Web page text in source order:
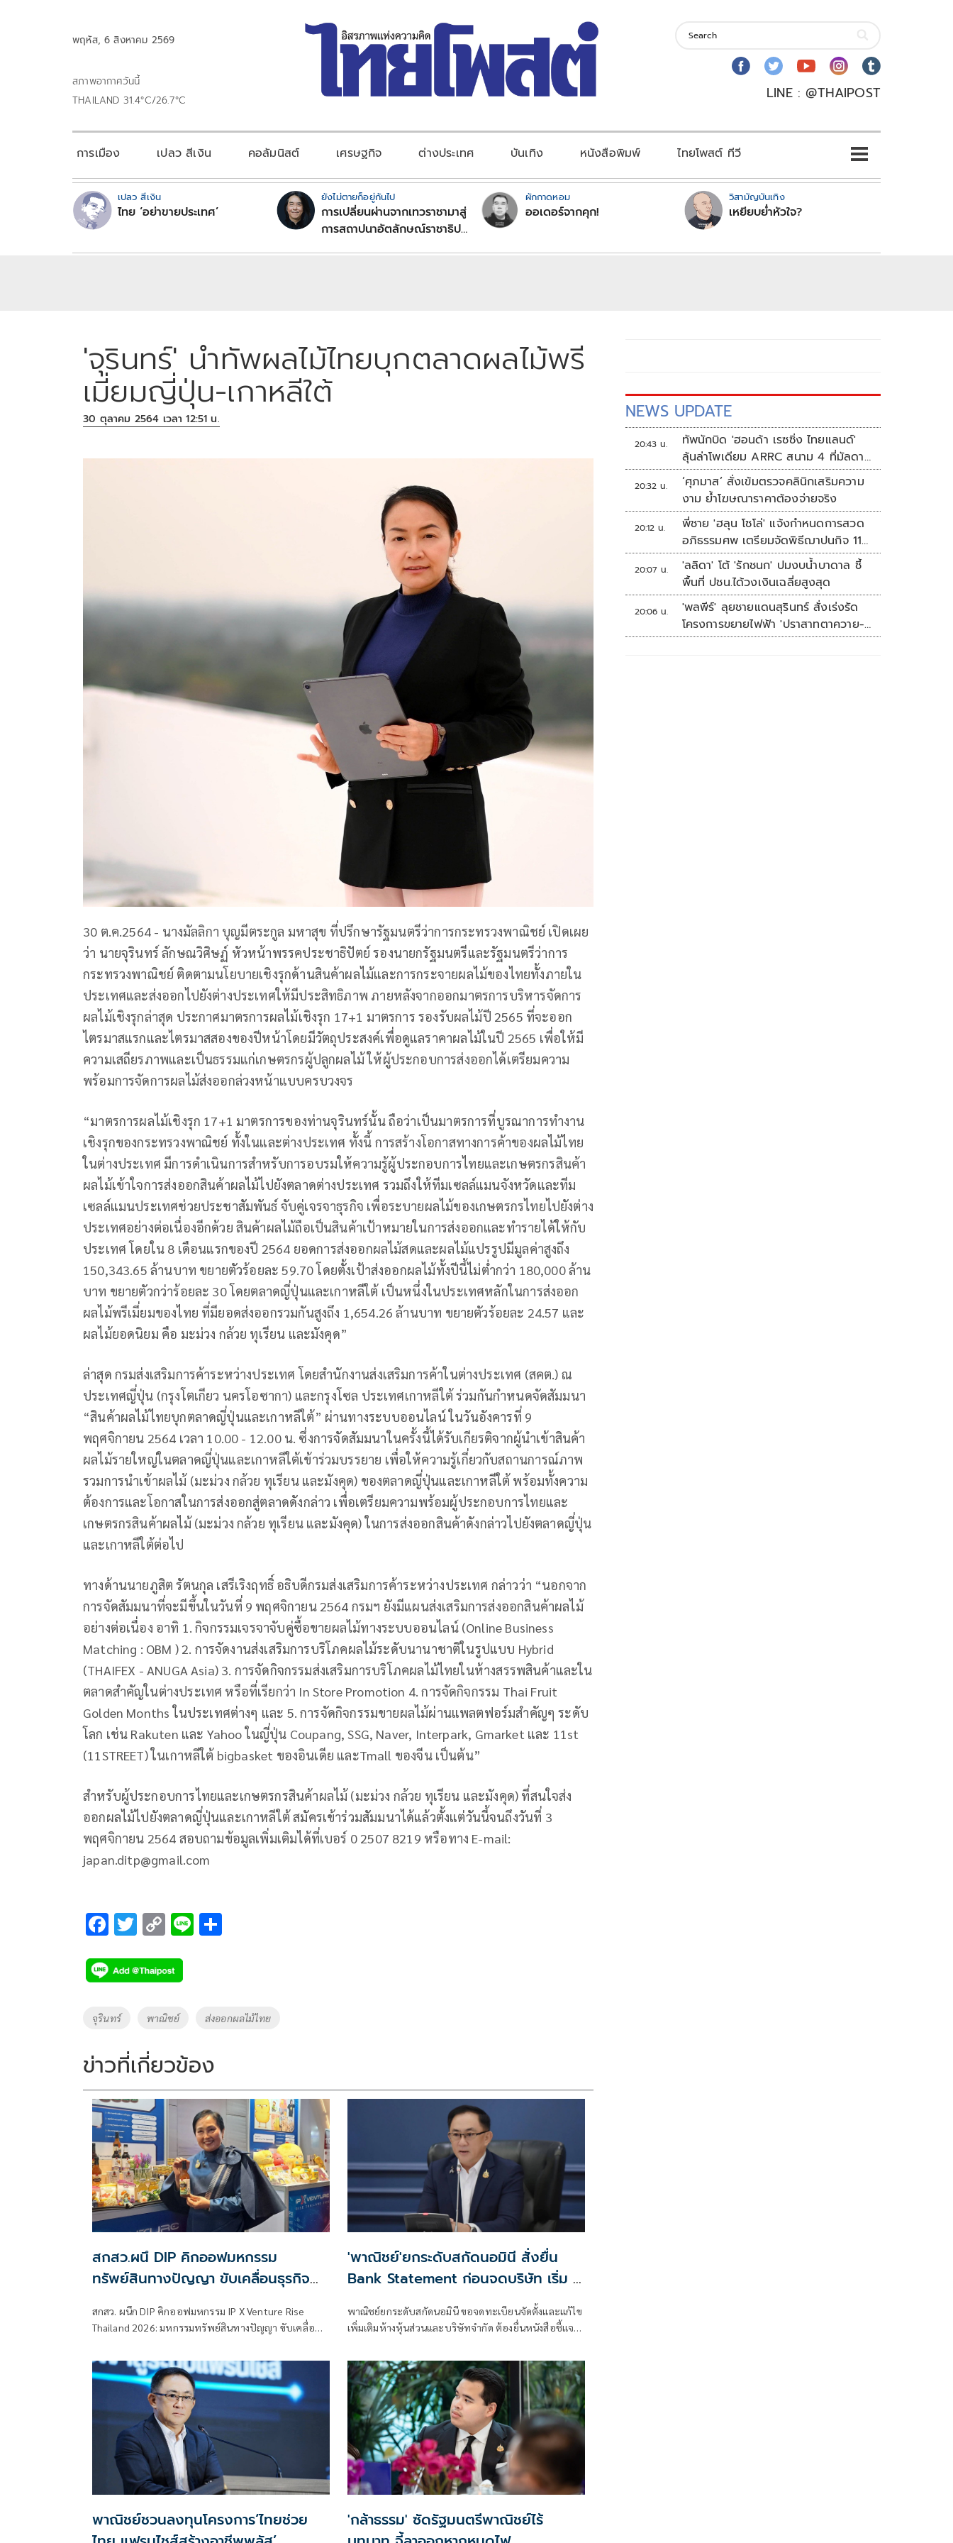
พฤหัส, 6 สิงหาคม 2569
สภาพอากาศวันนี้
THAILAND 31.4°C/26.7°C
LINE : @THAIPOST
การเมือง เปลว สีเงิน คอลัมนิสต์ เศรษฐกิจ ต่างประเทศ บันเทิง หนังสือพิมพ์ ไทยโพสต์ ทีวี
เปลว สีเงิน
ไทย ‘อย่าขายประเทศ’
ยังไม่ตายก็อยู่กันไป
การเปลี่ยนผ่านจากเทวราชามาสู่
การสถาปนาอัตลักษณ์ราชาธิป
ผักกาดหอม
ออเดอร์จากคุก!
วิสามัญบันเทิง
เหยียบย่ำหัวใจ?
'จุรินทร์' นำทัพผลไม้ไทยบุกตลาดผลไม้พรี
เมี่ยมญี่ปุ่น-เกาหลีใต้
30 ตุลาคม 2564 เวลา 12:51 น.
30 ต.ค.2564 - นางมัลลิกา บุญมีตระกูล มหาสุข ที่ปรึกษารัฐมนตรีว่าการกระทรวงพาณิชย์ เปิดเผย
ว่า นายจุรินทร์ ลักษณวิศิษฏ์ หัวหน้าพรรคประชาธิปัตย์ รองนายกรัฐมนตรีและรัฐมนตรีว่าการ
กระทรวงพาณิชย์ ติดตามนโยบายเชิงรุกด้านสินค้าผลไม้และการกระจายผลไม้ของไทยทั้งภายใน
ประเทศและส่งออกไปยังต่างประเทศให้มีประสิทธิภาพ ภายหลังจากออกมาตรการบริหารจัดการ
ผลไม้เชิงรุกล่าสุด ประกาศมาตรการผลไม้เชิงรุก 17+1 มาตรการ รองรับผลไม้ปี 2565 ที่จะออก
ไตรมาสแรกและไตรมาสสองของปีหน้าโดยมีวัตถุประสงค์เพื่อดูแลราคาผลไม้ในปี 2565 เพื่อให้มี
ความเสถียรภาพและเป็นธรรมแก่เกษตรกรผู้ปลูกผลไม้ ให้ผู้ประกอบการส่งออกได้เตรียมความ
พร้อมการจัดการผลไม้ส่งออกล่วงหน้าแบบครบวงจร
“มาตรการผลไม้เชิงรุก 17+1 มาตรการของท่านจุรินทร์นั้น ถือว่าเป็นมาตรการที่บูรณาการทำงาน
เชิงรุกของกระทรวงพาณิชย์ ทั้งในและต่างประเทศ ทั้งนี้ การสร้างโอกาสทางการค้าของผลไม้ไทย
ในต่างประเทศ มีการดำเนินการสำหรับการอบรมให้ความรู้ผู้ประกอบการไทยและเกษตรกรสินค้า
ผลไม้เข้าใจการส่งออกสินค้าผลไม้ไปยังตลาดต่างประเทศ รวมถึงให้ทีมเซลล์แมนจังหวัดและทีม
เซลล์แมนประเทศช่วยประชาสัมพันธ์ จับคู่เจรจาธุรกิจ เพื่อระบายผลไม้ของเกษตรกรไทยไปยังต่าง
ประเทศอย่างต่อเนื่องอีกด้วย สินค้าผลไม้ถือเป็นสินค้าเป้าหมายในการส่งออกและทำรายได้ให้กับ
ประเทศ โดยใน 8 เดือนแรกของปี 2564 ยอดการส่งออกผลไม้สดและผลไม้แปรรูปมีมูลค่าสูงถึง
150,343.65 ล้านบาท ขยายตัวร้อยละ 59.70 โดยตั้งเป้าส่งออกผลไม้ทั้งปีนี้ไม่ต่ำกว่า 180,000 ล้าน
บาท ขยายตัวกว่าร้อยละ 30 โดยตลาดญี่ปุ่นและเกาหลีใต้ เป็นหนึ่งในประเทศหลักในการส่งออก
ผลไม้พรีเมี่ยมของไทย ที่มียอดส่งออกรวมกันสูงถึง 1,654.26 ล้านบาท ขยายตัวร้อยละ 24.57 และ
ผลไม้ยอดนิยม คือ มะม่วง กล้วย ทุเรียน และมังคุด”
ล่าสุด กรมส่งเสริมการค้าระหว่างประเทศ โดยสำนักงานส่งเสริมการค้าในต่างประเทศ (สคต.) ณ
ประเทศญี่ปุ่น (กรุงโตเกียว นครโอซากา) และกรุงโซล ประเทศเกาหลีใต้ ร่วมกันกำหนดจัดสัมมนา
“สินค้าผลไม้ไทยบุกตลาดญี่ปุ่นและเกาหลีใต้” ผ่านทางระบบออนไลน์ ในวันอังคารที่ 9
พฤศจิกายน 2564 เวลา 10.00 - 12.00 น. ซึ่งการจัดสัมมนาในครั้งนี้ได้รับเกียรติจากผู้นำเข้าสินค้า
ผลไม้รายใหญ่ในตลาดญี่ปุ่นและเกาหลีใต้เข้าร่วมบรรยาย เพื่อให้ความรู้เกี่ยวกับสถานการณ์ภาพ
รวมการนำเข้าผลไม้ (มะม่วง กล้วย ทุเรียน และมังคุด) ของตลาดญี่ปุ่นและเกาหลีใต้ พร้อมทั้งความ
ต้องการและโอกาสในการส่งออกสู่ตลาดดังกล่าว เพื่อเตรียมความพร้อมผู้ประกอบการไทยและ
เกษตรกรสินค้าผลไม้ (มะม่วง กล้วย ทุเรียน และมังคุด) ในการส่งออกสินค้าดังกล่าวไปยังตลาดญี่ปุ่น
และเกาหลีใต้ต่อไป
ทางด้านนายภูสิต รัตนกุล เสรีเริงฤทธิ์ อธิบดีกรมส่งเสริมการค้าระหว่างประเทศ กล่าวว่า “นอกจาก
การจัดสัมมนาที่จะมีขึ้นในวันที่ 9 พฤศจิกายน 2564 กรมฯ ยังมีแผนส่งเสริมการส่งออกสินค้าผลไม้
อย่างต่อเนื่อง อาทิ 1. กิจกรรมเจรจาจับคู่ซื้อขายผลไม้ทางระบบออนไลน์ (Online Business
Matching : OBM ) 2. การจัดงานส่งเสริมการบริโภคผลไม้ระดับนานาชาติในรูปแบบ Hybrid
(THAIFEX - ANUGA Asia) 3. การจัดกิจกรรมส่งเสริมการบริโภคผลไม้ไทยในห้างสรรพสินค้าและใน
ตลาดสำคัญในต่างประเทศ หรือที่เรียกว่า In Store Promotion 4. การจัดกิจกรรม Thai Fruit
Golden Months ในประเทศต่างๆ และ 5. การจัดกิจกรรมขายผลไม้ผ่านแพลตฟอร์มสำคัญๆ ระดับ
โลก เช่น Rakuten และ Yahoo ในญี่ปุ่น Coupang, SSG, Naver, Interpark, Gmarket และ 11st
(11STREET) ในเกาหลีใต้ bigbasket ของอินเดีย และTmall ของจีน เป็นต้น”
สำหรับผู้ประกอบการไทยและเกษตรกรสินค้าผลไม้ (มะม่วง กล้วย ทุเรียน และมังคุด) ที่สนใจส่ง
ออกผลไม้ไปยังตลาดญี่ปุ่นและเกาหลีใต้ สมัครเข้าร่วมสัมมนาได้แล้วตั้งแต่วันนี้จนถึงวันที่ 3
พฤศจิกายน 2564 สอบถามข้อมูลเพิ่มเติมได้ที่เบอร์ 0 2507 8219 หรือทาง E-mail:
japan.ditp@gmail.com
F
e
b
o
k
T
tt
er
C
p
y
Li
k
Li
Tags
จุรินทร์ พาณิชย์ ส่งออกผลไม้ไทย
ข่าวที่เกี่ยวข้อง
สกสว.ผนึ DIP คิกออฟมหกรรม
ทรัพย์สินทางปัญญา ขับเคลื่อนธุรกิจ
สกสว. ผนึก DIP คิกออฟมหกรรม IP X Venture Rise
Thailand 2026: มหกรรมทรัพย์สินทางปัญญา ขับเคลื่อน
ปัญญาผ่านกองทุน ววน. เพิ่มคุณค่างานวิจัยไทย
'พาณิชย์'ยกระดับสกัดนอมินี สั่งยื่น
Bank Statement ก่อนจดบริษัท เริ่ม 1
พาณิชย์ยกระดับสกัดนอมินี ขอจดทะเบียนจัดตั้งและแก้ไข
เพิ่มเติมห้างหุ้นส่วนและบริษัทจำกัด ต้องยื่นหนังสือชี้แจง
เป็นต้นไป
พาณิชย์ชวนลงทุนโครงการ‘ไทยช่วย
'กล้าธรรม' ซัดรัฐมนตรีพาณิชย์ไร้
NEWS UPDATE
20:43 น.
ทัพนักบิด 'ฮอนด้า เรซซิ่ง ไทยแลนด์'
ลุ้นล่าโพเดียม ARRC สนาม 4 ที่มัลดาลิ
กา
20:32 น.
‘ศุภมาส’ สั่งเข้มตรวจคลินิกเสริมความ
งาม ย้ำโฆษณาราคาต้องจ่ายจริง
20:12 น.
พี่ชาย 'ฮลุน โซโล่' แจ้งกำหนดการสวด
อภิธรรมศพ เตรียมจัดพิธีฌาปนกิจ 11
ส.ค.
20:07 น.
'ลลิดา' โต้ 'รักชนก' ปมงบน้ำบาดาล ชี้
พื้นที่ ปชน.ได้วงเงินเฉลี่ยสูงสุด
20:06 น.
'พลพีร์' ลุยชายแดนสุรินทร์ สั่งเร่งรัด
โครงการขยายไฟฟ้า 'ปราสาทตาควาย-
เนิน 350'